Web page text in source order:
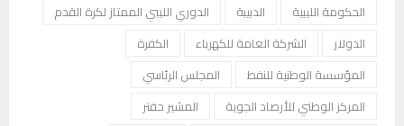
الحكومة الليبية
الدبيبة
الدوري الليبي الممتاز لكرة القدم
الدولار
الشركة العامة للكهرباء
الكفرة
المؤسسة الوطنية للنفط
المجلس الرئاسي
المركز الوطني للأرصاد الجوية
المشير حفتر